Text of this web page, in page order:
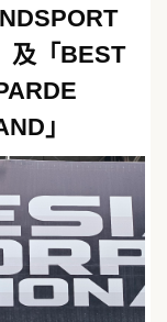
及「BEST
」